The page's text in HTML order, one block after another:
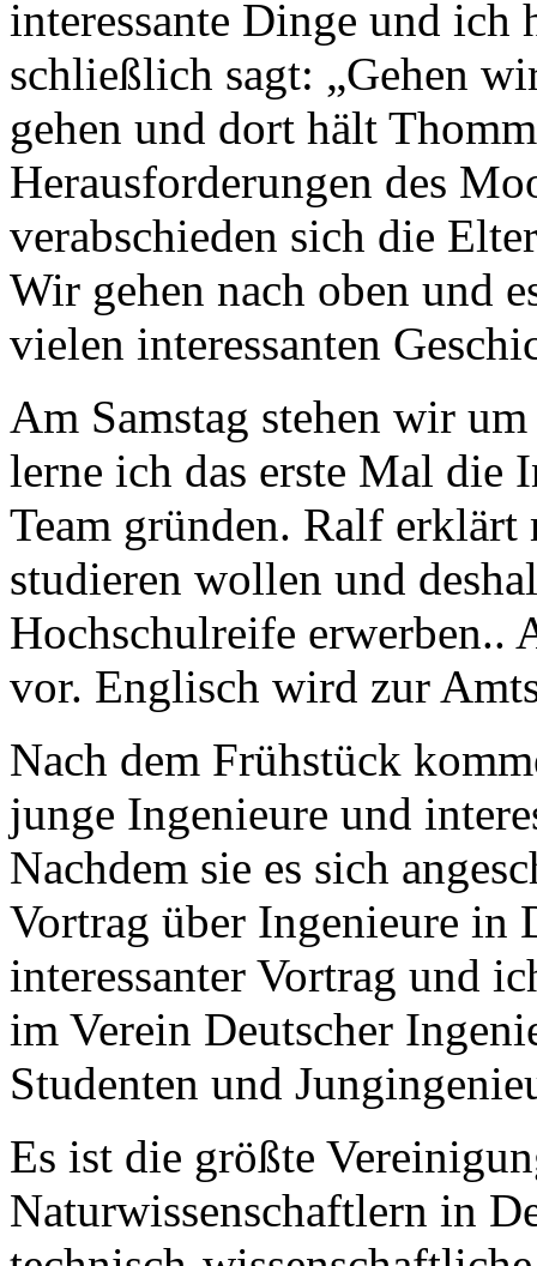
interessante Dinge und ich
schließlich sagt: „Gehen
gehen und dort hält
Herausforderungen des
verabschieden sich die
Wir gehen nach oben und
vielen interessanten
Am Samstag stehen wir
lerne ich das erste Mal die
Team gründen. Ralf erklärt
studieren wollen und
Hochschulreife erwerben..
vor. Englisch wird zur
Nach dem Frühstück
junge Ingenieure und
Nachdem sie es sich
Vortrag über Ingenieure in
interessanter Vortrag und
im Verein Deutscher
Studenten und
Es ist die größte
Naturwissenschaftlern in